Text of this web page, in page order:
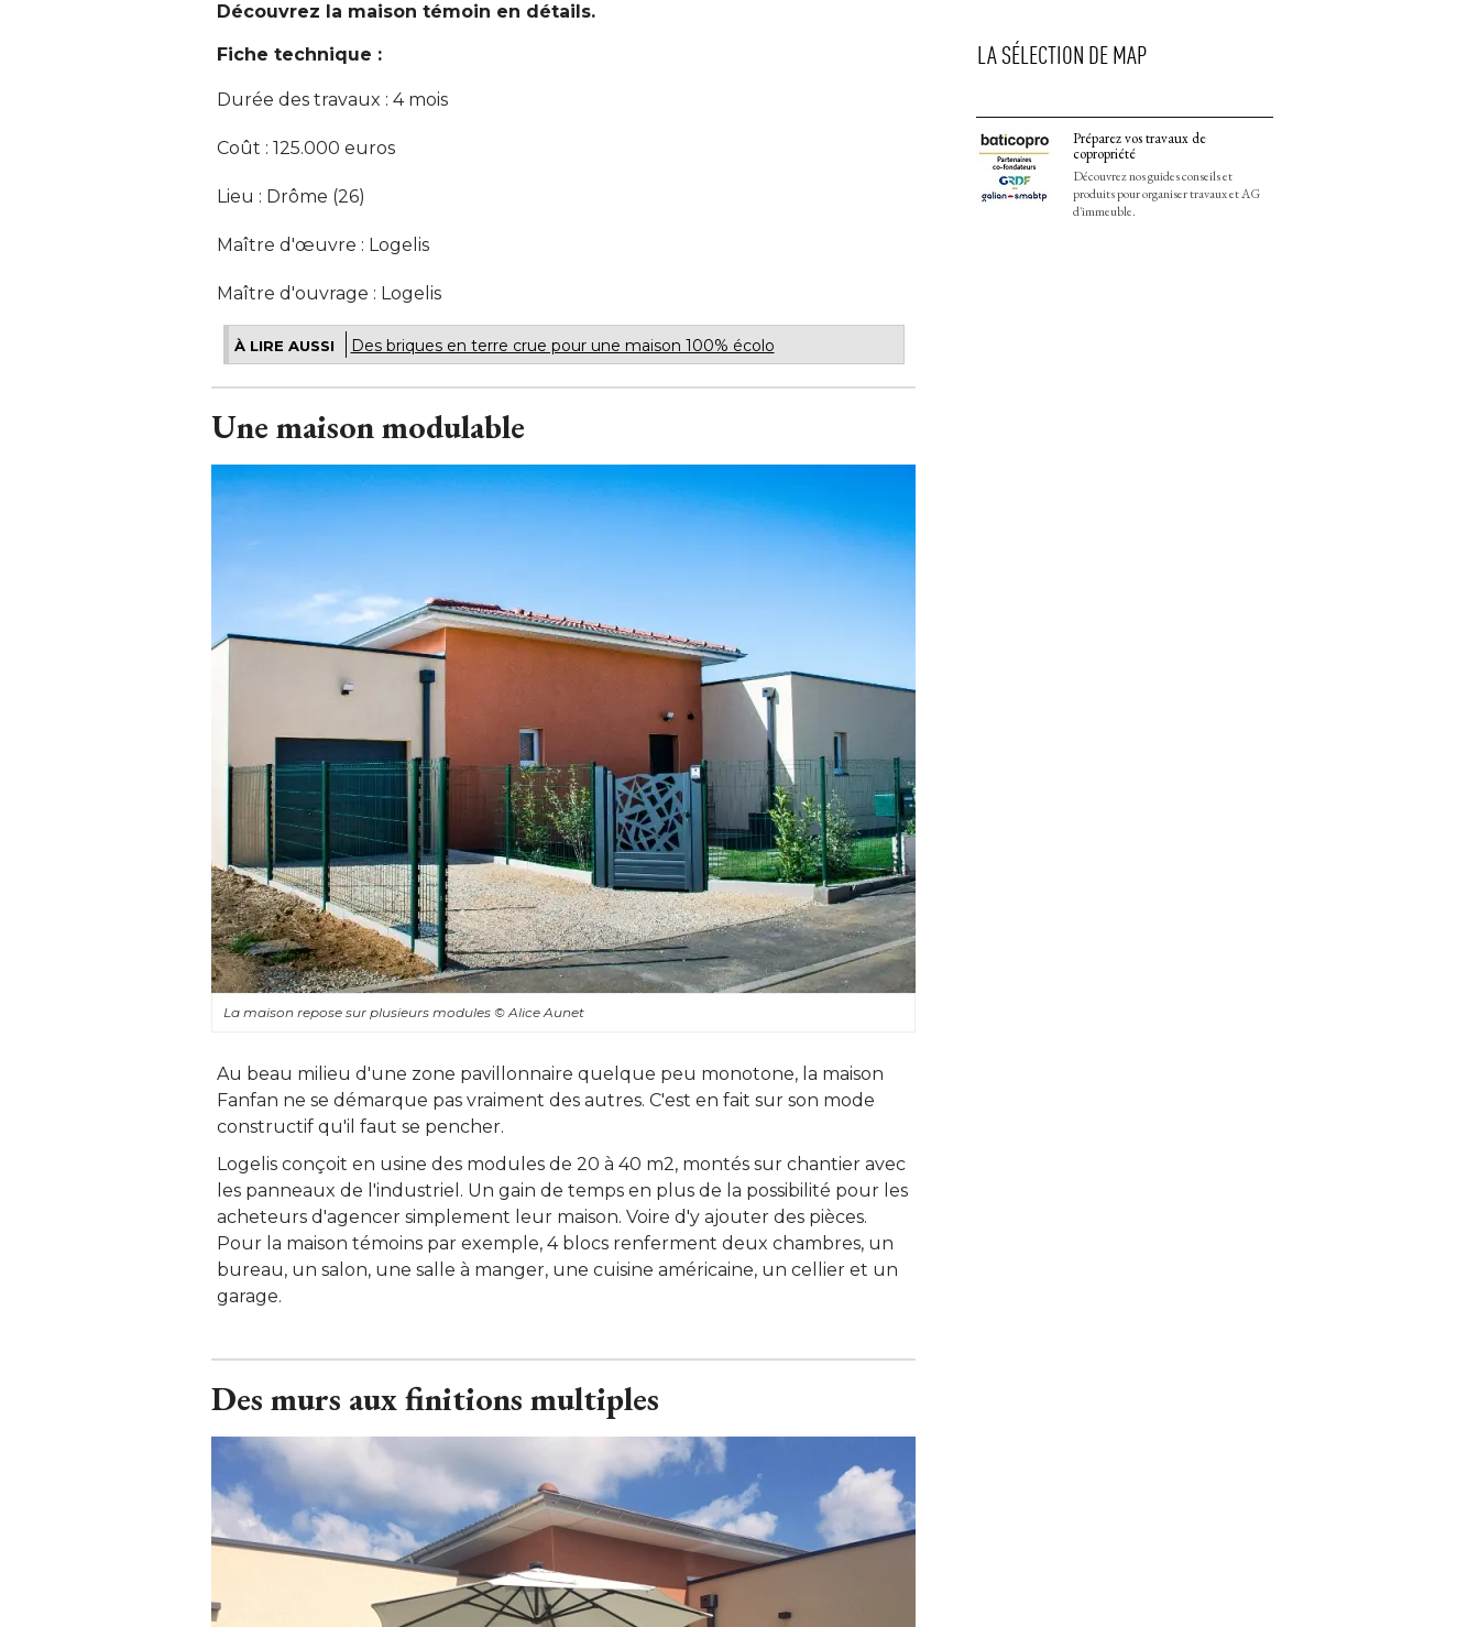
Découvrez la maison témoin en détails.
Fiche technique :
Durée des travaux : 4 mois
Coût : 125.000 euros
Lieu : Drôme (26)
Maître d'œuvre : Logelis
Maître d'ouvrage : Logelis
À LIRE AUSSI Des briques en terre crue pour une maison 100% écolo
Une maison modulable
La maison repose sur plusieurs modules© Alice Aunet
Au beau milieu d'une zone pavillonnaire quelque peu monotone, la maison
Fanfan ne se démarque pas vraiment des autres. C'est en fait sur son mode
constructif qu'il faut se pencher.
Logelis conçoit en usine des modules de 20 à 40 m2, montés sur chantier avec
les panneaux de l'industriel. Un gain de temps en plus de la possibilité pour les
acheteurs d'agencer simplement leur maison. Voire d'y ajouter des pièces.
Pour la maison témoins par exemple, 4 blocs renferment deux chambres, un
bureau, un salon, une salle à manger, une cuisine américaine, un cellier et un
garage.
Des murs aux finitions multiples
LA SÉLECTION DE MAP
Préparez vos travaux de
copropriété
Découvrez nos guides conseils et
produits pour organiser travaux et AG
d'immeuble.